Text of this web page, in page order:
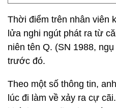
Thời điểm trên nhân viên
lửa nghi ngút phát ra từ
niên tên Q. (SN 1988,
trước đó.
Theo một số thông tin,
lúc đi làm về xảy ra cự